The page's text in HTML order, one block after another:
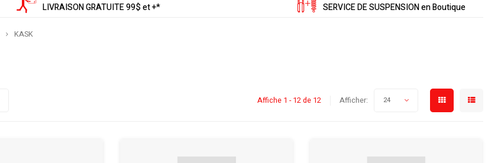
LIVRAISON GRATUITE 99$ et +* SERVICE DE SUSPENSION en Boutique
KASK
Affiche 1 - 12 de 12 Afficher: 24